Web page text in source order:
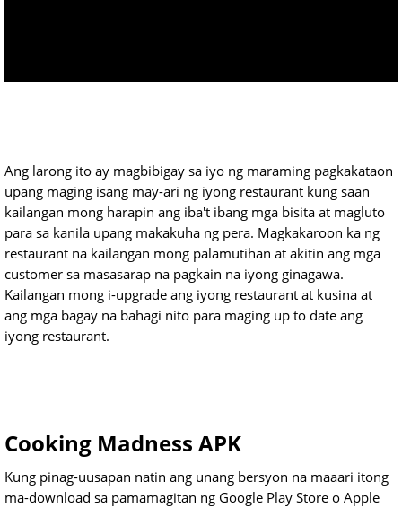
Ang larong ito ay magbibigay sa iyo ng maraming pagkakataon
upang maging isang may-ari ng iyong restaurant kung saan
kailangan mong harapin ang iba't ibang mga bisita at magluto
para sa kanila upang makakuha ng pera. Magkakaroon ka ng
restaurant na kailangan mong palamutihan at akitin ang mga
customer sa masasarap na pagkain na iyong ginagawa.
Kailangan mong i-upgrade ang iyong restaurant at kusina at
ang mga bagay na bahagi nito para maging up to date ang
iyong restaurant.
Cooking Madness APK
Kung pinag-uusapan natin ang unang bersyon na maaari itong
ma-download sa pamamagitan ng Google Play Store o Apple